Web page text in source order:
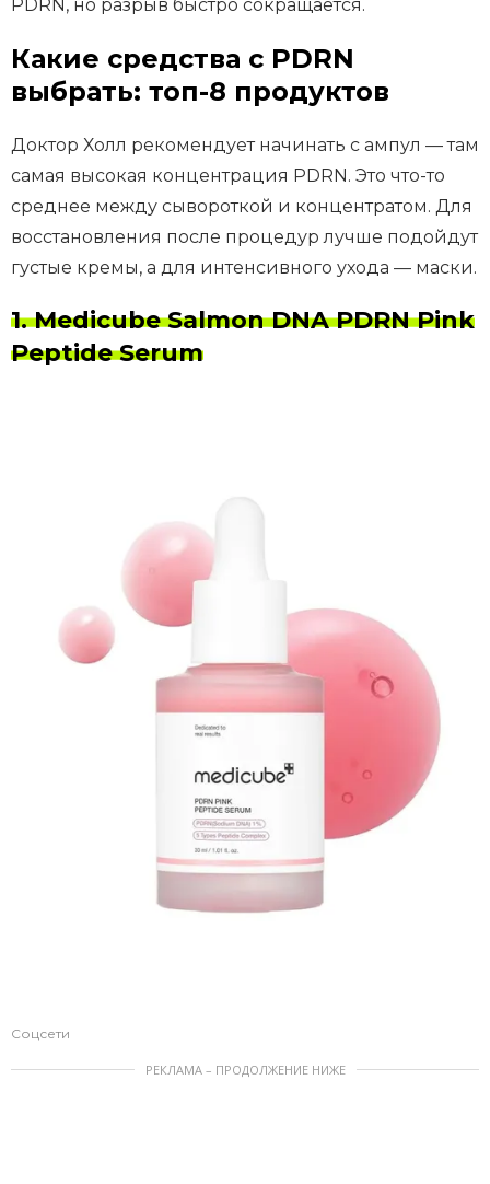
PDRN, но разрыв быстро сокращается.
Какие средства с PDRN
выбрать: топ-8 продуктов
Доктор Холл рекомендует начинать с ампул — там
самая высокая концентрация PDRN. Это что-то
среднее между сывороткой и концентратом. Для
восстановления после процедур лучше подойдут
густые кремы, а для интенсивного ухода — маски.
1. Medicube Salmon DNA PDRN Pink
Peptide Serum
Соцсети
РЕКЛАМА – ПРОДОЛЖЕНИЕ НИЖЕ